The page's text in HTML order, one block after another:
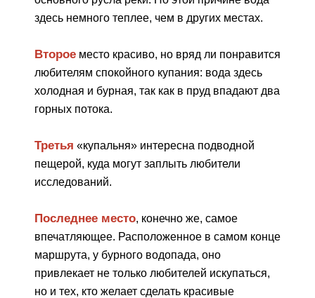
здесь немного теплее, чем в других местах.
Второе место красиво, но вряд ли понравится
любителям спокойного купания: вода здесь
холодная и бурная, так как в пруд впадают два
горных потока.
Третья «купальня» интересна подводной
пещерой, куда могут заплыть любители
исследований.
Последнее место, конечно же, самое
впечатляющее. Расположенное в самом конце
маршрута, у бурного водопада, оно
привлекает не только любителей искупаться,
но и тех, кто желает сделать красивые